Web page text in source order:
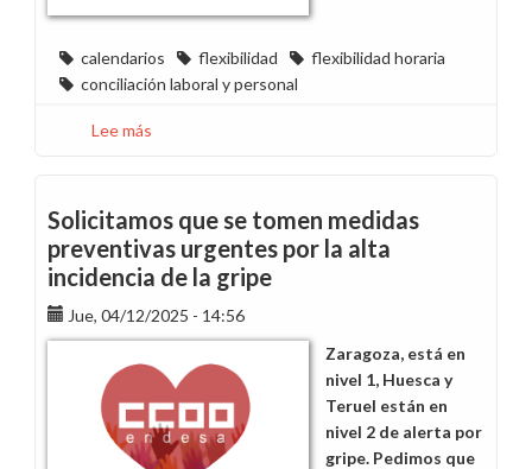
calendarios flexibilidad
flexibilidad horaria
conciliación laboral y personal
Lee más
acepta
ninguna
propuesta
sindical
en
los
calendarios
de
2026
Solicitamos que se tomen medidas
preventivas urgentes por la alta
incidencia de la gripe
Jue, 04/12/2025 - 14:56
Zaragoza, está en
nivel 1, Huesca y
Teruel están en
nivel 2 de alerta por
gripe. Pedimos que